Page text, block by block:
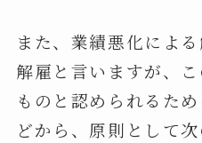
また、業績悪化によ
解雇と言いますが、
ものと認められるた
どから、原則として